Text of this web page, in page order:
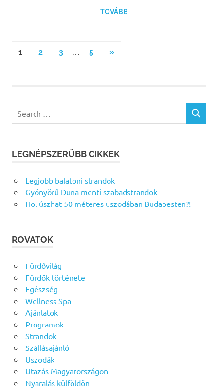
TOVÁBB
Bejegyzések
1 2 3 … 5
NEXT
»
SEARCH
LEGNÉPSZERŰBB CIKKEK
Legjobb balatoni strandok
Gyönyörű Duna menti szabadstrandok
Hol úszhat 50 méteres uszodában Budapesten?!
ROVATOK
Fürdővilág
Fürdők története
Egészség
Wellness Spa
Ajánlatok
Programok
Strandok
Szállásajánló
Uszodák
Utazás Magyarországon
Nyaralás külföldön